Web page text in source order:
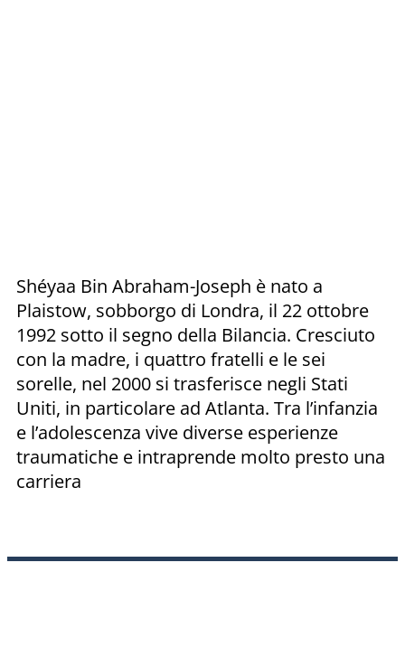
Shéyaa Bin Abraham-Joseph è nato a
Plaistow, sobborgo di Londra, il 22 ottobre
1992 sotto il segno della Bilancia. Cresciuto
con la madre, i quattro fratelli e le sei
sorelle, nel 2000 si trasferisce negli Stati
Uniti, in particolare ad Atlanta. Tra l’infanzia
e l’adolescenza vive diverse esperienze
traumatiche e intraprende molto presto una
carriera